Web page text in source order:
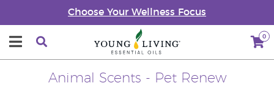
Choose Your Wellness Focus
0
Animal Scents - Pet Renew